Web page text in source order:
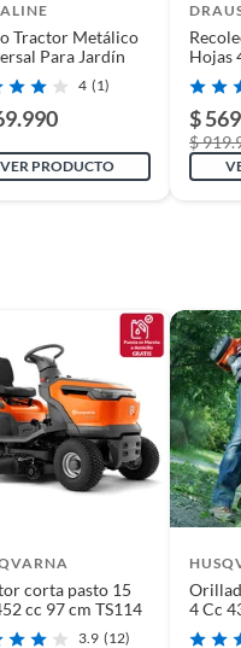
Tractor Metálico
Para Jardín
4 (1)
VER PRODUCTO
Hojas
$
$
corta pasto 15
cc 97 cm TS114
3.9 (12)
4 Cc